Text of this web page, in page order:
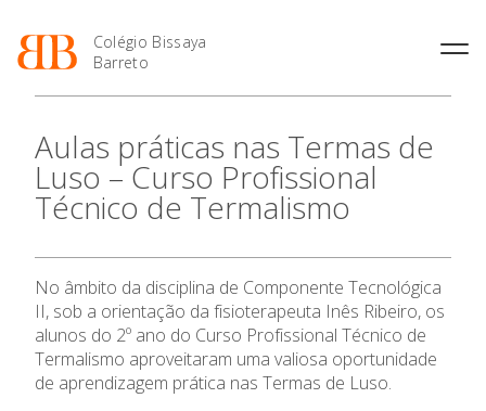
Colégio Bissaya
Barreto
O Colégio
Projeto Educativo
Organização
Colaboradores Docentes
Instalações
Ofertas de emprego
Regulamentos
Jornal “O Coreto”Oferta Formativa
Enriquecimento Curricular
Oferta Curricular
Atividades Extracurriculares
Atividades de Interrupção
Letiva
Academia de Línguas
Profissionais
Matrículas
Horários e Manuais
Termalismo
Curso de Técnico/a de Apoio
à Família e à Comunidade
Ofertas de Emprego
2027
Calendários
Portal do Professor
de Educação
SIGE
Secretariado de Exames
Aulas práticas nas Termas de
Luso – Curso Profissional
Técnico de Termalismo
No âmbito da disciplina de Componente Tecnológica
II, sob a orientação da fisioterapeuta Inês Ribeiro, os
alunos do 2º ano do Curso Profissional Técnico de
Termalismo aproveitaram uma valiosa oportunidade
de aprendizagem prática nas Termas de Luso.